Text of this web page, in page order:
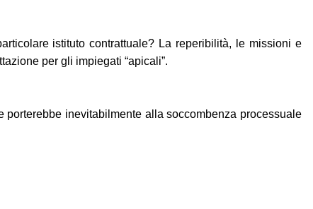
istituto contrattuale? La reperibilità, le missioni e
per gli impiegati “apicali”.
inevitabilmente alla soccombenza processuale